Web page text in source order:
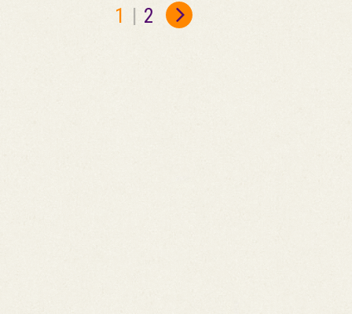
1 | 2